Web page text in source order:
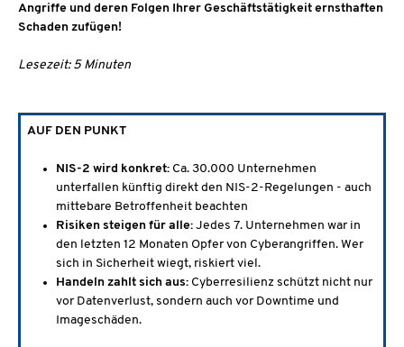
Angriffe und deren Folgen Ihrer Geschäftstätigkeit ernsthaften
Schaden zufügen!
Lesezeit: 5 Minuten
AUF DEN PUNKT
NIS-2 wird konkret: Ca. 30.000 Unternehmen
unterfallen künftig direkt den NIS-2-Regelungen - auch
mittebare Betroffenheit beachten
Risiken steigen für alle: Jedes 7. Unternehmen war in
den letzten 12 Monaten Opfer von Cyberangriffen. Wer
sich in Sicherheit wiegt, riskiert viel.
Handeln zahlt sich aus: Cyberresilienz schützt nicht nur
vor Datenverlust, sondern auch vor Downtime und
Imageschäden.